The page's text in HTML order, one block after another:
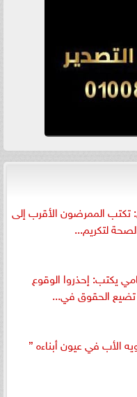
تكتب الممرضون الأقرب إلى
لتكريم...
يكتب: إحذروا الوقوع
تضيع الحقوق في...
الأب في عيون أبناءه ”